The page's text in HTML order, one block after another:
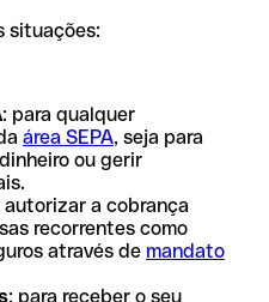
situações:
: para qualquer
área SEPA, seja para
ou gerir
autorizar a cobrança
recorrentes como
através de mandato
: para receber o seu